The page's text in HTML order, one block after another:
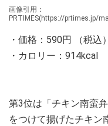
画像引用：
PRTIMES(https://prtimes.jp/
・価格：590円 （税込）
・カロリー：914kcal
第3位は「チキン南蛮
をつけて揚げたチキン